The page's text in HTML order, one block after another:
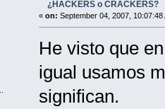
¿HACKERS o CRACKERS?
« on: September 04, 2007, 10:07:48
He visto que
igual usamos
significan.